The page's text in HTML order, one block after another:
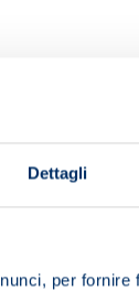
Dettagli
per